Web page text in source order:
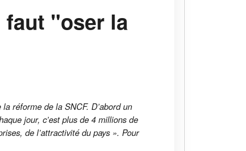
faut "oser la
réforme de la SNCF. D’abord un
jour, c’est plus de 4 millions de
de l’attractivité du pays ». Pour